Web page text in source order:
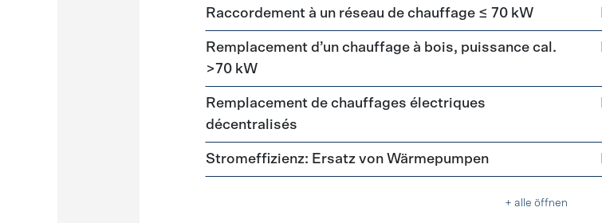
Raccordement à un réseau de chauffage ≤ 70 kW
Remplacement d’un chauffage à bois, puissance cal.
>70 kW
Remplacement de chauffages électriques
décentralisés
Stromeffizienz: Ersatz von Wärmepumpen
+ alle öffnen